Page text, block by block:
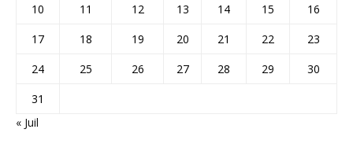
10
11 12 13 14 15
16
17
18 19 20 21 22
23
24
25 26 27 28 29
30
31
« Juil